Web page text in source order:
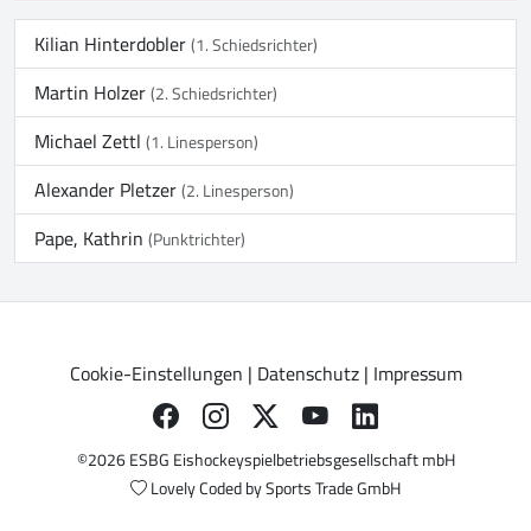
Kilian Hinterdobler(1. Schiedsrichter)
Martin Holzer(2. Schiedsrichter)
Michael Zettl(1. Linesperson)
Alexander Pletzer(2. Linesperson)
Pape, Kathrin(Punktrichter)
Cookie-Einstellungen | Datenschutz| Impressum
©2026 ESBG Eishockeyspielbetriebsgesellschaft mbH
Lovely Coded bySports Trade GmbH